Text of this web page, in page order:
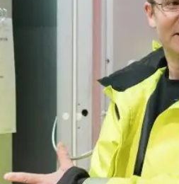
Qivy Tertiaire
Roiret Energies
Roiret Transport
Saga Tertiaire
Salendre Réseaux
Santerne Alsace